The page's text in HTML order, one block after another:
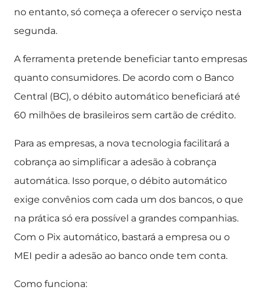
no entanto, só começa a oferecer o serviço nesta
segunda.
A ferramenta pretende beneficiar tanto empresas
quanto consumidores. De acordo com o Banco
Central (BC), o débito automático beneficiará até
60 milhões de brasileiros sem cartão de crédito.
Para as empresas, a nova tecnologia facilitará a
cobrança ao simplificar a adesão à cobrança
automática. Isso porque, o débito automático
exige convênios com cada um dos bancos, o que
na prática só era possível a grandes companhias.
Com o Pix automático, bastará a empresa ou o
MEI pedir a adesão ao banco onde tem conta.
Como funciona: